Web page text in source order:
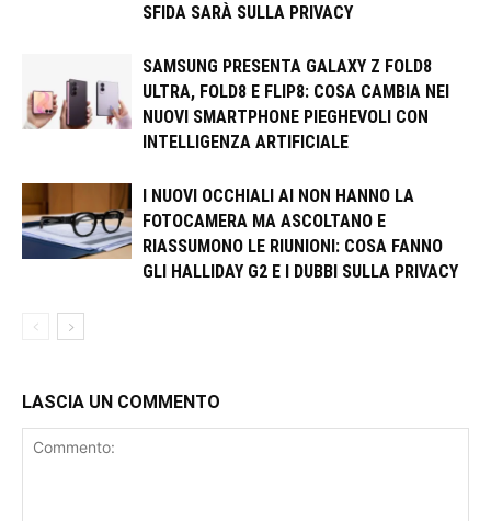
SFIDA SARÀ SULLA PRIVACY
SAMSUNG PRESENTA GALAXY Z FOLD8
ULTRA, FOLD8 E FLIP8: COSA CAMBIA NEI
NUOVI SMARTPHONE PIEGHEVOLI CON
INTELLIGENZA ARTIFICIALE
I NUOVI OCCHIALI AI NON HANNO LA
FOTOCAMERA MA ASCOLTANO E
RIASSUMONO LE RIUNIONI: COSA FANNO
GLI HALLIDAY G2 E I DUBBI SULLA PRIVACY
LASCIA UN COMMENTO